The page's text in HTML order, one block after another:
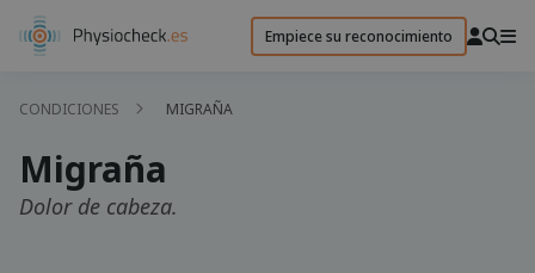
Empiece su reconocimiento
CONDICIONES MIGRAÑA
Migraña
Dolor de cabeza.